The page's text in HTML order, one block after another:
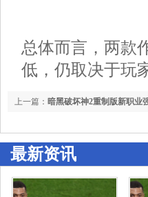
总体而言，两款
低，仍取决于玩
上一篇： 暗黑破坏神2重制版新职业
最新资讯